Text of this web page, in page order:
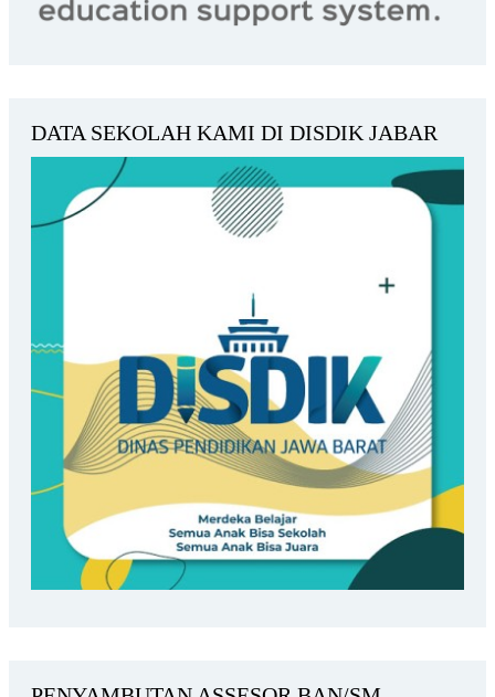
DATA SEKOLAH KAMI DI DISDIK JABAR